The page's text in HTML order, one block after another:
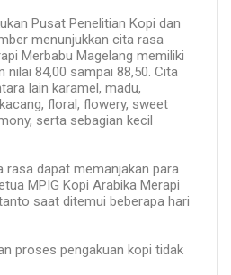
Pusat Penelitian Kopi dan
menunjukkan cita rasa
Merbabu Magelang memiliki
nilai 84,00 sampai 88,50. Cita
lain karamel, madu,
floral, flowery, sweet
serta sebagian kecil
rasa dapat memanjakan para
MPIG Kopi Arabika Merapi
saat ditemui beberapa hari
proses pengakuan kopi tidak